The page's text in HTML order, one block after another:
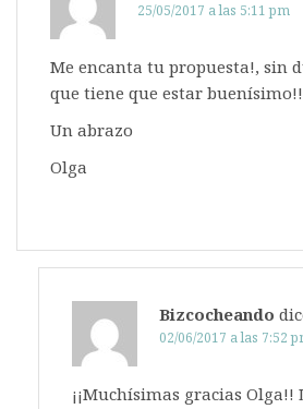
25/05/2017 a las 5:11 pm
Me encanta tu propuesta!, sin
que tiene que estar buenísimo!!
Un abrazo
Olga
Bizcocheando
02/06/2017 a las 7:52
¡¡Muchísimas gracias Olga!!